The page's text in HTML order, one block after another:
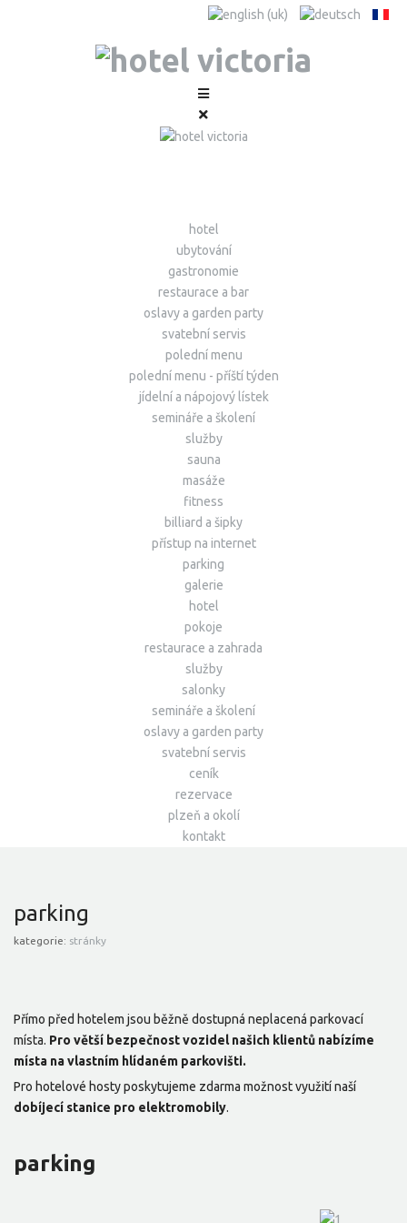
hotel
ubytování
gastronomie
restaurace a bar
oslavy a garden party
svatební servis
polední menu
polední menu - příští týden
jídelní a nápojový lístek
semináře a školení
služby
sauna
masáže
fitness
billiard a šipky
přístup na internet
parking
galerie
hotel
pokoje
restaurace a zahrada
služby
salonky
semináře a školení
oslavy a garden party
svatební servis
ceník
rezervace
plzeň a okolí
kontakt
parking
kategorie: stránky
Přímo před hotelem jsou běžně dostupná neplacená parkovací
místa. Pro větší bezpečnost vozidel našich klientů nabízíme
místa na vlastním hlídaném parkovišti.
Pro hotelové hosty poskytujeme zdarma možnost využití naší
dobíjecí stanice pro elektromobily.
parking